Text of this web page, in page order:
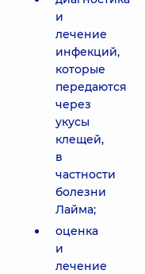
и
лечение
инфекций,
которые
передаются
через
укусы
клещей,
в
частности
болезни
Лайма;
оценка
и
лечение